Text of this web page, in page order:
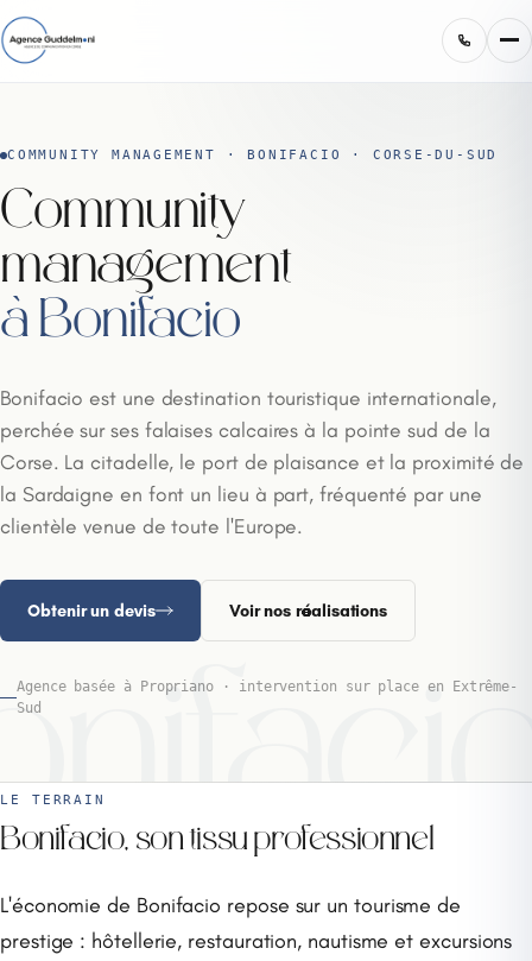
COMMUNITY MANAGEMENT · BONIFACIO · CORSE-DU-SUD
Community
management
à Bonifacio
Bonifacio est une destination touristique internationale,
perchée sur ses falaises calcaires à la pointe sud de la
Corse. La citadelle, le port de plaisance et la proximité de
la Sardaigne en font un lieu à part, fréquenté par une
clientèle venue de toute l'Europe.
Obtenir un devis Voir nos réalisations
Agence basée à Propriano · intervention sur place en Extrême-
Sud
LE TERRAIN
Bonifacio, son tissu professionnel
L'économie de Bonifacio repose sur un tourisme de
prestige : hôtellerie, restauration, nautisme et excursions